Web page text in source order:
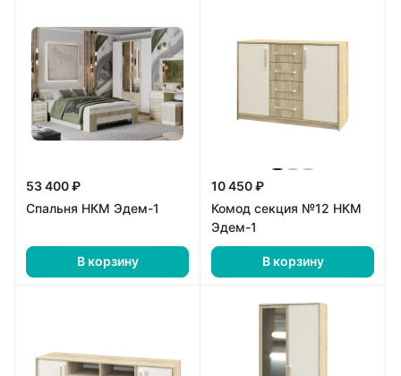
53 400 ₽
Спальня НКМ Эдем-1
В корзину
10 450 ₽
Комод секция №12 НКМ
Эдем-1
В корзину